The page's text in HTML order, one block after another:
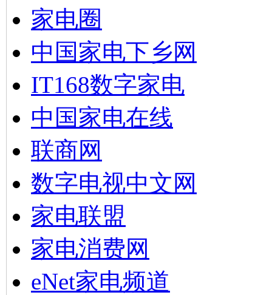
家电圈
中国家电下乡网
IT168数字家电
中国家电在线
联商网
数字电视中文网
家电联盟
家电消费网
eNet家电频道